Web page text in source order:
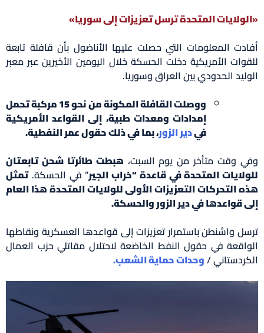
«الولايات المتحدة ترسل تعزيزات إلى سوريا»
أفادت المعلومات التي حصلت عليها الأناضول بأن قافلة تابعة
للقوات الأمريكية دخلت الحسكة خلال اليومين الأخيرين عبر معبر
الوليد الحدودي بين العراق وسوريا.
ووصلت القافلة المكونة من نحو 15 مركبة تحمل
إمدادات ومعدات طبية، إلى القواعد الأمريكية
فيدير الزور، بما في ذلك حقول عمر النفطية.
وفي وقت متأخر من يوم السبت، هبطت طائرتا شحن تابعتان
للولايات المتحدة في قاعدة “خراب الجير” في الحسكة.تمثل
هذه التحركات التعزيزات الأولى للولايات المتحدة هذا العام
إلى قواعدها في دير الزور والحسكة.
ترسل واشنطن باستمرار تعزيزات إلى قواعدها العسكرية ونقاطها
الواقعة في حقول النفط الخاضعة لاحتلال مقاتلي حزب العمال
الكردستاني /وحدات حماية الشعب.